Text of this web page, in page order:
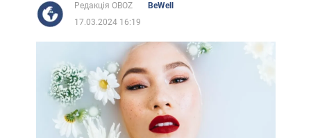
Редакція OBOZ
BeWell
17.03.2024 16:19